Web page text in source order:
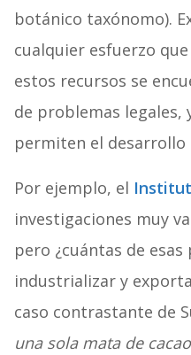
botánico taxónomo).
cualquier esfuerzo
estos recursos se
de problemas
permiten el desarrollo
Por ejemplo, el
investigaciones muy
pero ¿cuántas de
industrializar y
caso contrastante de
una sola mata de